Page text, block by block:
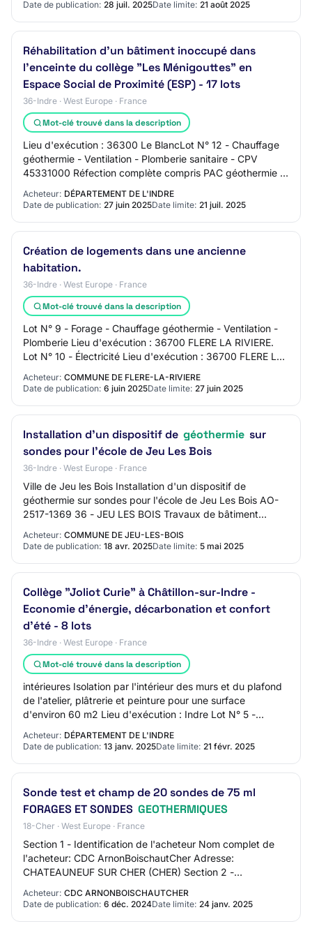
Date de publication: 28 juil. 2025Date limite: 21 août 2025
Réhabilitation d'un bâtiment inoccupé dans
l'enceinte du collège "Les Ménigouttes" en
Espace Social de Proximité (ESP) - 17 lots
36-Indre · West Europe · France
Mot-clé trouvé dans la description
Lieu d'exécution : 36300 Le BlancLot N° 12 - Chauffage
géothermie - Ventilation - Plomberie sanitaire - CPV
45331000 Réfection complète compris PAC géothermie +
4 forages + 45 radiateurs + ventilatio…
Acheteur: DÉPARTEMENT DE L'INDRE
Date de publication: 27 juin 2025Date limite: 21 juil. 2025
Création de logements dans une ancienne
habitation.
36-Indre · West Europe · France
Mot-clé trouvé dans la description
Lot N° 9 - Forage - Chauffage géothermie - Ventilation -
Plomberie Lieu d'exécution : 36700 FLERE LA RIVIERE.
Lot N° 10 - Électricité Lieu d'exécution : 36700 FLERE LA
Acheteur: COMMUNE DE FLERE-LA-RIVIERE
Date de publication: 6 juin 2025Date limite: 27 juin 2025
Installation d'un dispositif de géothermie sur
sondes pour l'école de Jeu Les Bois
36-Indre · West Europe · France
Ville de Jeu les Bois Installation d'un dispositif de
géothermie sur sondes pour l'école de Jeu Les Bois AO-
2517-1369 36 - JEU LES BOIS Travaux de bâtiment
Acheteur: COMMUNE DE JEU-LES-BOIS
Date de publication: 18 avr. 2025Date limite: 5 mai 2025
Collège "Joliot Curie" à Châtillon-sur-Indre -
Economie d'énergie, décarbonation et confort
d'été - 8 lots
36-Indre · West Europe · France
Mot-clé trouvé dans la description
intérieures Isolation par l'intérieur des murs et du plafond
de l'atelier, plâtrerie et peinture pour une surface
d'environ 60 m2 Lieu d'exécution : Indre Lot N° 5 -
Electricité Passage en tarif C4 a…
Acheteur: DÉPARTEMENT DE L'INDRE
Date de publication: 13 janv. 2025Date limite: 21 févr. 2025
Sonde test et champ de 20 sondes de 75 ml
FORAGES ET SONDES GEOTHERMIQUES
18-Cher · West Europe · France
Section 1 - Identification de l'acheteur Nom complet de
l'acheteur: CDC ArnonBoischautCher Adresse:
CHATEAUNEUF SUR CHER (CHER) Section 2 -
Adresse mai…
Acheteur: CDC ARNONBOISCHAUTCHER
Date de publication: 6 déc. 2024Date limite: 24 janv. 2025